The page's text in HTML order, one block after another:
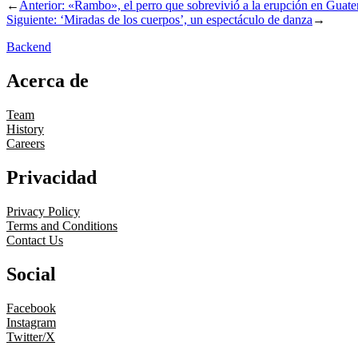
←Anterior: «Rambo», el perro que sobrevivió a la erupción en
Siguiente: ‘Miradas de los cuerpos’, un espectáculo de danza→
Backend
Acerca de
Team
History
Careers
Privacidad
Privacy Policy
Terms and Conditions
Contact Us
Social
Facebook
Instagram
Twitter/X